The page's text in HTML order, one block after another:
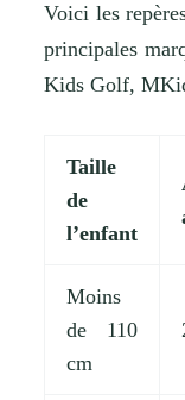
Voici les
principales
Kids Golf,
Taille
de
l’enfant
Moins
de 110
cm